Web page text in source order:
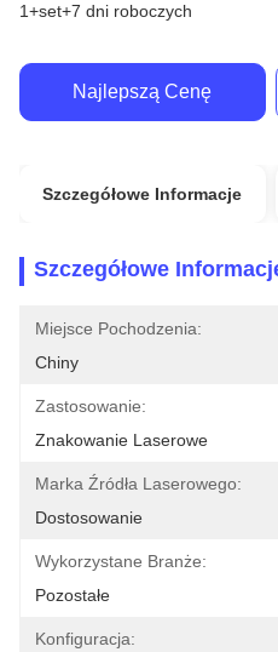
1+set+7 dni roboczych
Najlepszą Cenę
Szczegółowe Informacje
Szczegółowe
Miejsce Pochodzenia:
Chiny
Zastosowanie:
Znakowanie Laserowe
Marka Źródła Laserowego:
Dostosowanie
Wykorzystane Branże:
Pozostałe
Konfiguracja: